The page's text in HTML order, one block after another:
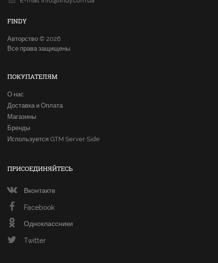
FINDY
Авторство © 2026
Все права защищены.
ПОКУПАТЕЛЯМ
О нас
Доставка и Оплата
Магазины
Бренды
Используется GTM Server Side
ПРИСОЕДИНЯЙТЕСЬ
Вконтакте
Facebook
Одноклассники
Twitter